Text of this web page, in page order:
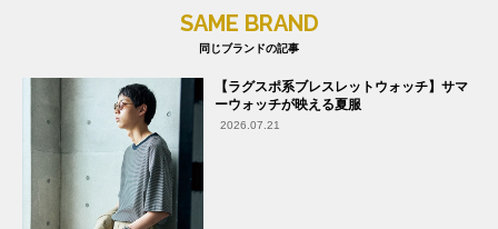
SAME BRAND
同じブランドの記事
【ラグスポ系ブレスレットウォッチ】サマ
ーウォッチが映える夏服
2026.07.21